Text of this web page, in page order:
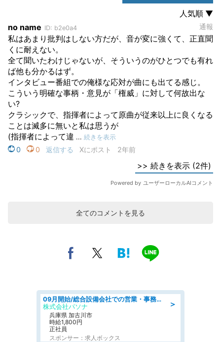
全てのコメントを見る
＞
09月開始/総合設備会社での営業・事務のお仕事/車通勤可/賞与あり/営業/営業事務
株式会社パソナ
兵庫県 加古川市
時給1,800円
正社員
スポンサー：求人ボックス